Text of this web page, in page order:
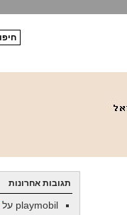
תגובות אחרונות
playmobil על